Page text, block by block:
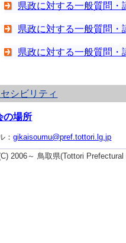
県政に対する一般質問
県政に対する一般質問
県政に対する一般質問
シビリティ
の場所
：gikaisoumu@pref.tottori.lg.jp
2006～ 鳥取県(Tottori